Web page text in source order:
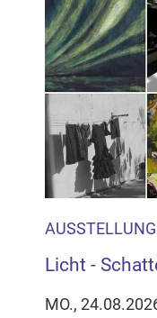
AUSSTELLUNG
Licht -
MO.,